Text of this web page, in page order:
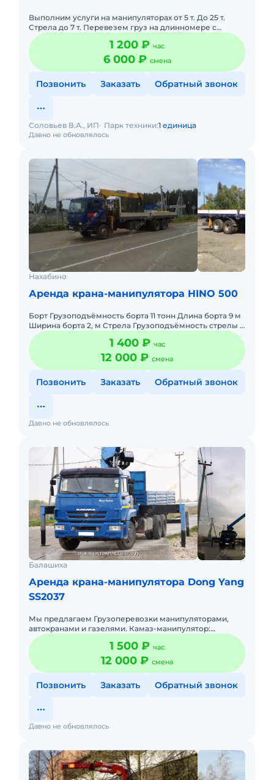
Выполним услуги на манипуляторах от 5 т. До 25 т.
Стрела до 7 т. Перевезем груз на длинномере с
грузоподъемностью до 20 т.
1 200 ₽ час
6 000 ₽ смена
Позвонить Заказать Обратный звонок
Давно не обновлялось
Соловьев В.А., ИП Парк техники:1 единица
Нахабино
Аренда крана-манипулятора HINO 500
Борт Грузоподъёмность борта 11 тонн Длина борта 9 м
Ширина борта 2, м Стрела Грузоподъёмность стрелы 7
тонн Длина стрелы 22 м
1 400 ₽ час
12 000 ₽ смена
Позвонить Заказать Обратный звонок
Давно не обновлялось
Балашиха
Аренда крана-манипулятора Dong Yang
SS2037
Мы предлагаем Грузоперевозки манипуляторами,
автокранами и газелями. Камаз-манипулятор:
грузоподъемность стрелы - 7 т, вылет стрелы - 21 м,
вес перевозимого гр1 500 ₽ час
12 000 ₽ смена
Позвонить Заказать Обратный звонок
Давно не обновлялось